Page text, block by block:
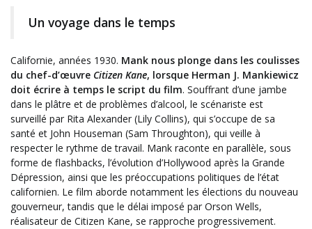
Un voyage dans le temps
Californie, années 1930. Mank nous plonge dans les coulisses
du chef-d’œuvre Citizen Kane, lorsque Herman J. Mankiewicz
doit écrire à temps le script du film. Souffrant d’une jambe
dans le plâtre et de problèmes d’alcool, le scénariste est
surveillé par Rita Alexander (Lily Collins), qui s’occupe de sa
santé et John Houseman (Sam Throughton), qui veille à
respecter le rythme de travail. Mank raconte en parallèle, sous
forme de flashbacks, l’évolution d’Hollywood après la Grande
Dépression, ainsi que les préoccupations politiques de l’état
californien. Le film aborde notamment les élections du nouveau
gouverneur, tandis que le délai imposé par Orson Wells,
réalisateur de Citizen Kane, se rapproche progressivement.